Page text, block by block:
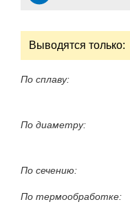
Выводятся только:
По сплаву:
По диаметру:
По сечению:
По термообработке: